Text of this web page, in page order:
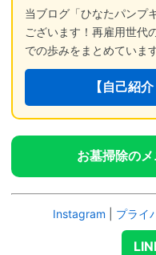
当ブログ「ひなたパンプ
ございます！再雇用世代
での歩みをまとめています
【自己紹
お墓掃除の
Instagram プライ